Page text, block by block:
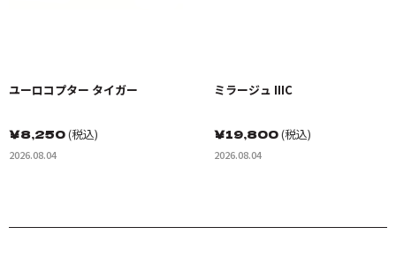
ユーロコプター タイガー
￥8,250(税込)
2026.08.04
ミラージュ IIIC
￥19,800(税込)
2026.08.04